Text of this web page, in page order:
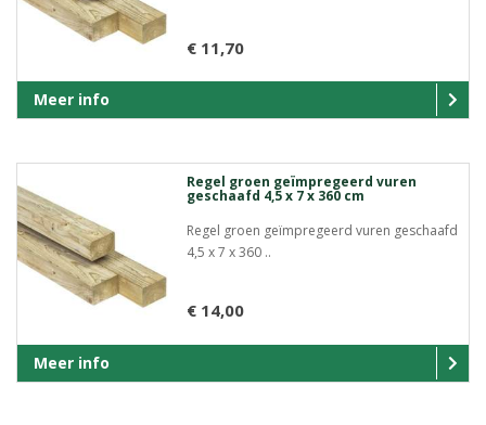
€ 11,70
Meer info
Regel groen geïmpregeerd vuren
geschaafd 4,5 x 7 x 360 cm
Regel groen geïmpregeerd vuren geschaafd
4,5 x 7 x 360 ..
€ 14,00
Meer info